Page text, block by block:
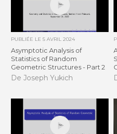
PUBLIÉE LE5 AVRIL 2024
Asymptotic Analysis of
Statistics of Random
Geometric Structures - Part 2
De Joseph Yukich